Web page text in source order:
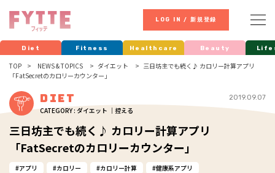
LOG IN / 新規登録
Diet Fitness Healthcare Beauty
TOP NEWS & TOPICS ダイエット
三日坊主でも続く♪ カロリー計算アプリ
「FatSecretのカロリーカウンター」
Diet
CATEGORY : ダイエット ｜控える
2019.09.07
三日坊主でも続く♪ カロリー計算アプリ
「FatSecretのカロリーカウンター」
アプリ カロリー カロリー計算 健康系アプリ